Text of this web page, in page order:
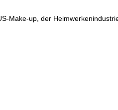
Make-up, der